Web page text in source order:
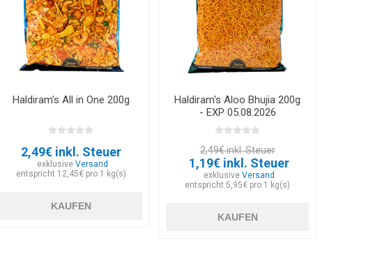
Haldiram's All in One 200g
2,49€ inkl. Steuer
exklusiveVersand
entspricht 12,45€ pro 1 kg(s)
KAUFEN
Haldiram's Aloo Bhujia 200g
- EXP 05.08.2026
2,49€ inkl. Steuer
1,19€ inkl. Steuer
exklusiveVersand
entspricht 5,95€ pro 1 kg(s)
KAUFEN